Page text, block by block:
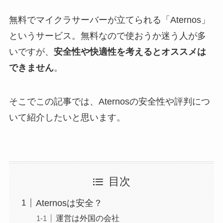
無料でマイクラサーバーが立てられる「Aternos」
というサービス。無料なので使おうか迷う人が多
いですが、 安全性や快適性を考えるとオススメは
できません。
そこでこの記事では、Aternosの安全性や評判につ
いて紹介したいと思います。
目次
Aternosは安全？
運営は外国の会社